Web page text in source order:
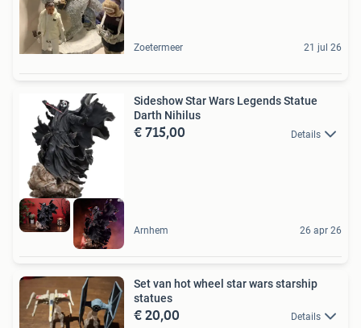
Zoetermeer 21 jul 26
Sideshow Star Wars Legends Statue
Darth Nihilus
€ 715,00 Details
Arnhem 26 apr 26
Set van hot wheel star wars starship
statues
€ 20,00 Details